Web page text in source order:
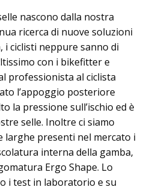
nascono dalla nostra
ricerca di nuove soluzioni
i ciclisti neppure sanno di
con i bikefitter e
professionista al ciclista
l’appoggio posteriore
la pressione sull’ischio ed è
selle. Inoltre ci siamo
larghe presenti nel mercato i
interna della gamba,
Ergo Shape. Lo
i test in laboratorio e su